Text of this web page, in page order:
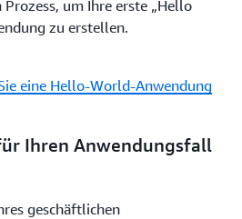
um Ihre erste „Hello
zu erstellen.
eine Hello-World-Anwendung
Ihren Anwendungsfall
geschäftlichen